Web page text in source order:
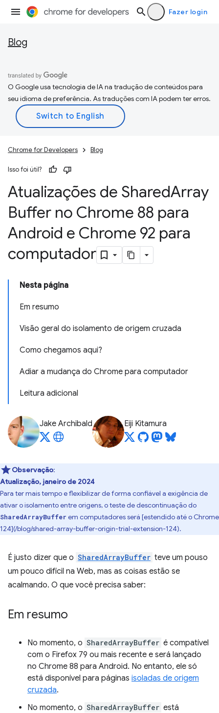
Fazer login
Blog
O Google usa tecnologia de IA na tradução de conteúdos para
seu idioma de preferência. As traduções com IA podem ter erros.
Chrome for Developers Blog
Isso foi útil?
Atualizações de SharedArray
Buffer no Chrome 88 para
Android e Chrome 92 para
computador
Nesta página
Em resumo
Visão geral do isolamento de origem cruzada
Como chegamos aqui?
Adiar a mudança do Chrome para computador
Leitura adicional
Jake Archibald Eiji Kitamura
Observação:
Atualização, janeiro de 2024
Para ter mais tempo e flexibilizar de forma confiável a exigência de
ativar o isolamento entre origens, o teste de descontinuação do
SharedArrayBuffer em computadores será [estendido até o Chrome
124](/blog/shared-array-buffer-origin-trial-extension-124).
É justo dizer que o SharedArrayBuffer teve um pouso
um pouco difícil na Web, mas as coisas estão se
acalmando. O que você precisa saber:
Em resumo
No momento, o SharedArrayBuffer é compatível
com o Firefox 79 ou mais recente e será lançado
no Chrome 88 para Android. No entanto, ele só
está disponível para páginas isoladas de origem
cruzada.
No momento, o SharedArrayBuffer está